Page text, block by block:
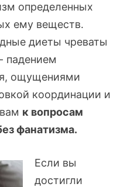
определенных
ему веществ.
диеты чреваты
падением
ощущениями
координации и
к вопросам
фанатизма.
Если вы
достигли